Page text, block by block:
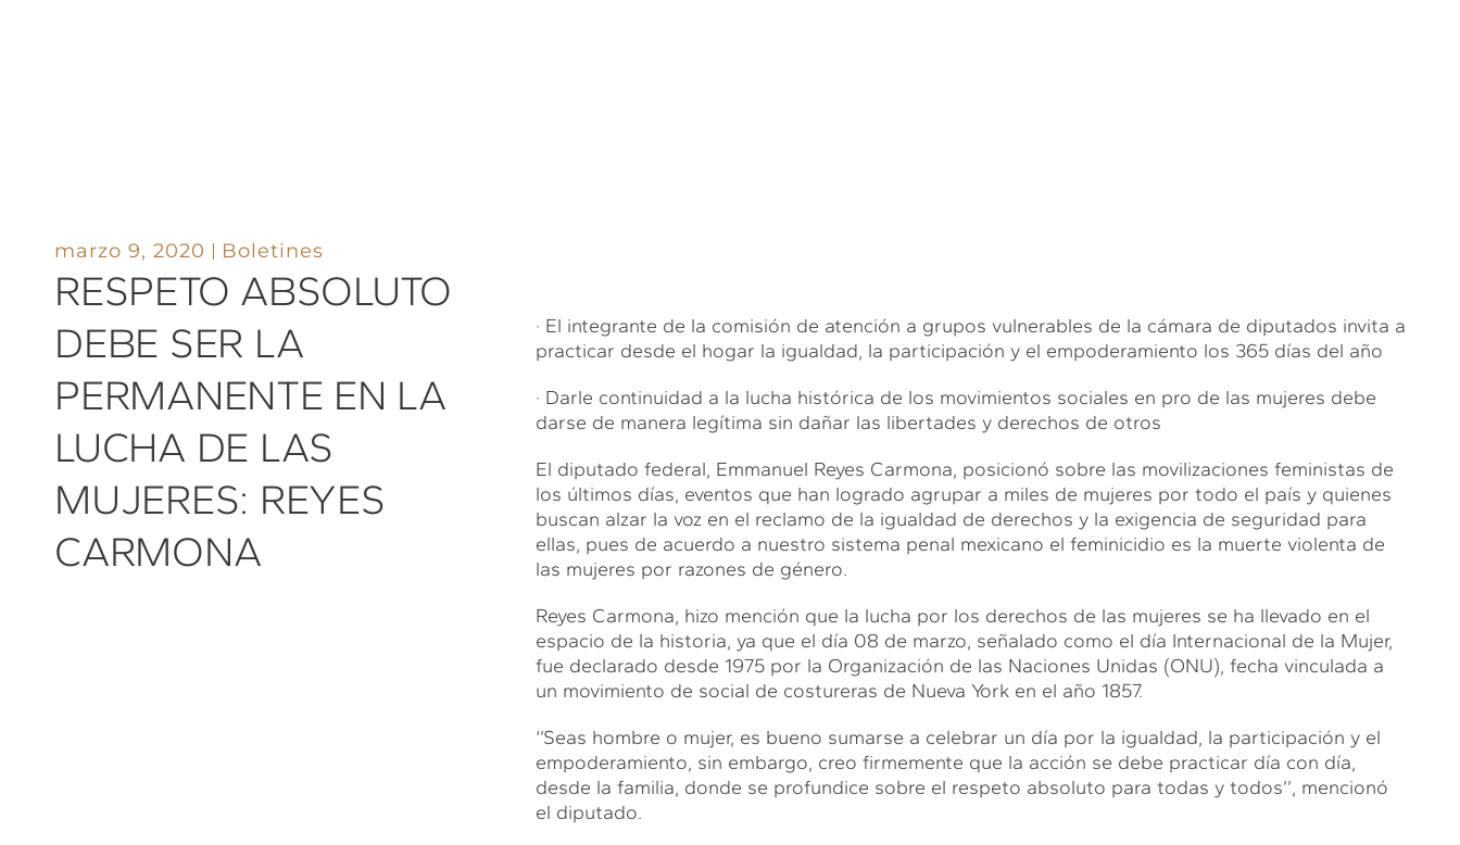
marzo 9, 2020 Boletines
RESPETO ABSOLUTO
DEBE SER LA
PERMANENTE EN LA
LUCHA DE LAS
MUJERES: REYES
CARMONA
· El integrante de la comisión de atención a grupos vulnerables de la cámara de diputados invita a
practicar desde el hogar la igualdad, la participación y el empoderamiento los 365 días del año
· Darle continuidad a la lucha histórica de los movimientos sociales en pro de las mujeres debe
darse de manera legítima sin dañar las libertades y derechos de otros
El diputado federal, Emmanuel Reyes Carmona, posicionó sobre las movilizaciones feministas de
los últimos días, eventos que han logrado agrupar a miles de mujeres por todo el país y quienes
buscan alzar la voz en el reclamo de la igualdad de derechos y la exigencia de seguridad para
ellas, pues de acuerdo a nuestro sistema penal mexicano el feminicidio es la muerte violenta de
las mujeres por razones de género.
Reyes Carmona, hizo mención que la lucha por los derechos de las mujeres se ha llevado en el
espacio de la historia, ya que el día 08 de marzo, señalado como el día Internacional de la Mujer,
fue declarado desde 1975 por la Organización de las Naciones Unidas (ONU), fecha vinculada a
un movimiento de social de costureras de Nueva York en el año 1857.
‘’Seas hombre o mujer, es bueno sumarse a celebrar un día por la igualdad, la participación y el
empoderamiento, sin embargo, creo firmemente que la acción se debe practicar día con día,
desde la familia, donde se profundice sobre el respeto absoluto para todas y todos’’, mencionó
el diputado.